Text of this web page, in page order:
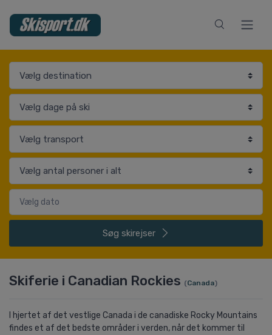
Søg skirejser
Skiferie i Canadian Rockies (Canada)
I hjertet af det vestlige Canada i de canadiske Rocky Mountains
findes et af det bedste områder i verden, når det kommer til